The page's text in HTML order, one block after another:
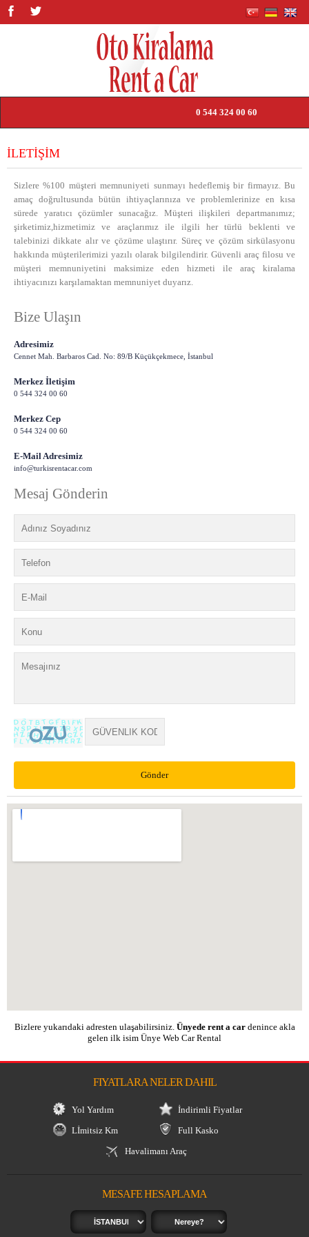
TRANSFER
KİRALAMA KOŞULLARI
HAKKIMIZDA
0 544 324 00 60
İLETİŞİM
Sizlere %100 müşteri memnuniyeti sunmayı hedeflemiş bir firmayız. Bu
amaç doğrultusunda bütün ihtiyaçlarınıza ve problemlerinize en kısa
sürede yaratıcı çözümler sunacağız. Müşteri ilişkileri departmanımız;
şirketimiz,hizmetimiz ve araçlarımız ile ilgili her türlü beklenti ve
talebinizi dikkate alır ve çözüme ulaştırır. Süreç ve çözüm sirkülasyonu
hakkında müşterilerimizi yazılı olarak bilgilendirir. Güvenli araç filosu ve
müşteri memnuniyetini maksimize eden hizmeti ile araç kiralama
ihtiyacınızı karşılamaktan memnuniyet duyarız.
Bize Ulaşın
Adresimiz
Cennet Mah. Barbaros Cad. No: 89/B Küçükçekmece, İstanbul
Merkez İletişim
0 544 324 00 60
Merkez Cep
0 544 324 00 60
E-Mail Adresimiz
info@turkisrentacar.com
Mesaj Gönderin
Bizlere yukarıdaki adresten ulaşabilirsiniz. Ünyede rent a cardenince akla
gelen ilk isim Ünye Web Car Rental
FIYATLARA NELER DAHIL
Yol Yardım
İndirimli Fiyatlar
Lİmitsiz Km
Full Kasko
Havalimanı Araç
MESAFE HESAPLAMA